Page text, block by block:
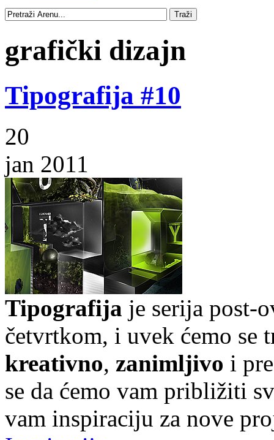
grafički dizajn
Tipografija #10
20
jan 2011
Tipografija je serija post-
četvrtkom, i uvek ćemo se
kreativno, zanimljivo i
se da ćemo vam približiti
vam inspiraciju za nove